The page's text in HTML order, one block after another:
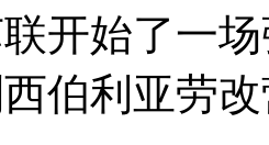
开始了一
伯利亚劳